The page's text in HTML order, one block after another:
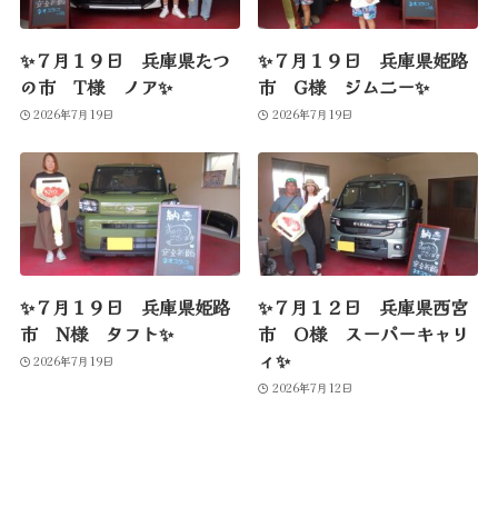
✨７月１９日 兵庫県たつ
の市 T様 ノア✨
2026年7月19日
✨７月１９日 兵庫県姫路
市 G様 ジムニー✨
2026年7月19日
✨７月１９日 兵庫県姫路
市 N様 タフト✨
2026年7月19日
✨７月１２日 兵庫県西宮
市 O様 スーパーキャリ
ィ✨
2026年7月12日